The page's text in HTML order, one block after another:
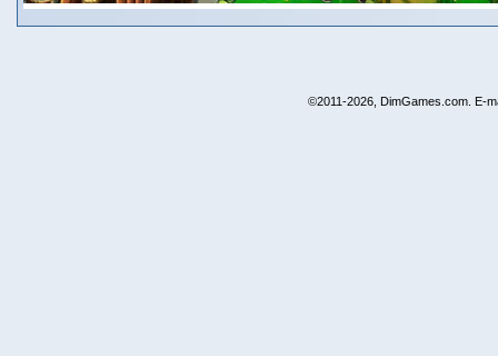
©2011-2026, DimGames.com. E-